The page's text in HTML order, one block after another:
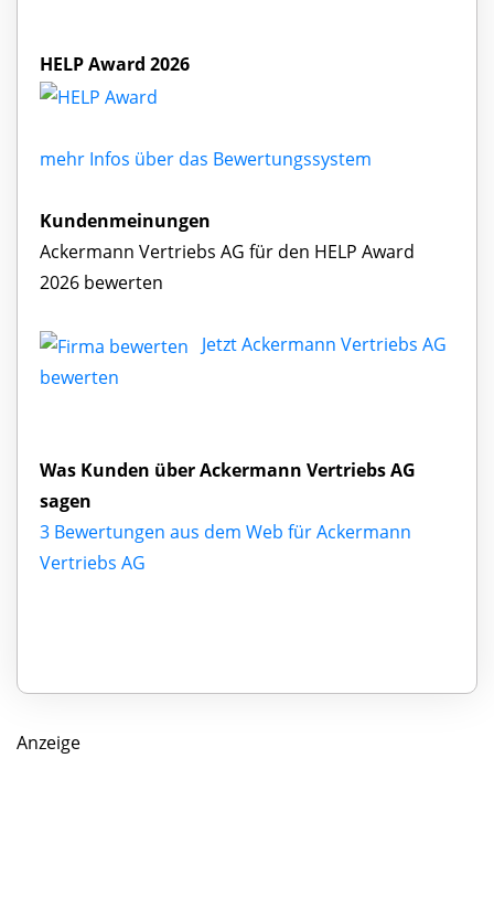
HELP Award 2026
mehr Infos über das Bewertungssystem
Kundenmeinungen
Ackermann Vertriebs AG für den HELP Award
2026 bewerten
Jetzt Ackermann Vertriebs AG
bewerten
Was Kunden über Ackermann Vertriebs AG
sagen
3 Bewertungen aus dem Web für Ackermann
Vertriebs AG
Anzeige